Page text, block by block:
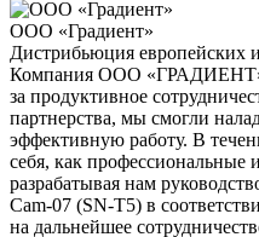
ООО «Градиент»
Дистрибьюция европейских
Компания ООО «ГРАДИЕНТ»
за продуктивное
партнерства, мы смогли
эффективную работу. В
себя, как профессиональные
разрабатывая нам
Cam-07 (SN-T5) в
на дальнейшее